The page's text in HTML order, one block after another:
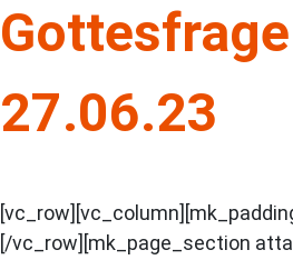
27.06.23
[/vc_row][mk_page_section